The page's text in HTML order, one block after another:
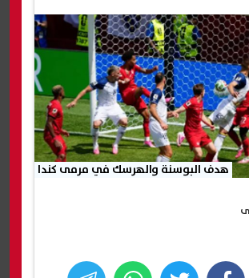
هدف البوسنة والهرسك في مرمى كندا